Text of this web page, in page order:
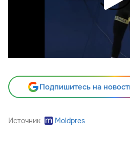
Подпишитесь на
Источник Moldpres